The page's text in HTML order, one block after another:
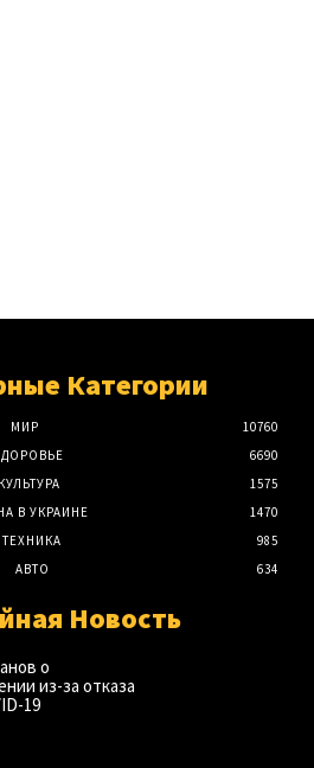
Категории
МИР
10760
6690
КУЛЬТУРА
1575
В УКРАИНЕ
1470
ТЕХНИКА
985
АВТО
634
Новость
о
из-за отказа
19